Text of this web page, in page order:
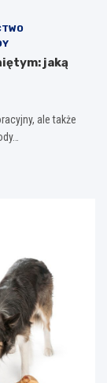
jaką
ale także